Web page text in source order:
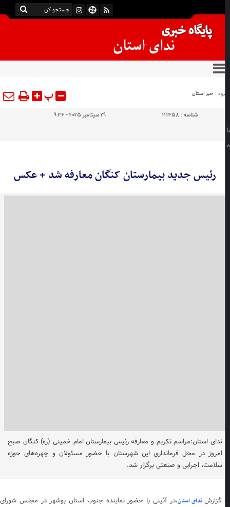
:خبر استان پ
شناسه :111458 29 سپتامبر 2025 - 9:36
رئیس جدید بیمارستان کنگان معارفه شد + عکس
ندای استان:مراسم تکریم و معارفه رئیس بیمارستان امام خمینی (ره) کنگان صبح
امروز در محل فرمانداری این شهرستان با حضور مسئولان و چهره‌های حوزه
سلامت، اجرایی و صنعتی برگزار شد.
گزارشندای استان،در آئینی با حضور نماینده جنوب استان بوشهر در مجلس شورای